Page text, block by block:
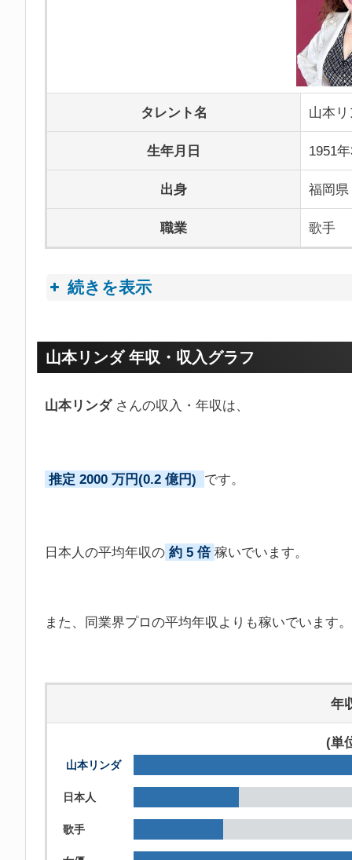
タレント名 山本
生年月日 1951
出身 福岡
職業 歌手
続きを表示
プロフィールトピック
山本リンダ 年収・収入グラフ
山本リンダ さんの収入・年収は、
推定 2000 万円(0.2 億円) です。
日本人の平均年収の 約 5 倍 稼いでいます。
また、同業界プロの平均年収よりも稼いでいます。
年
(単
山本リンダ
日本人
歌手